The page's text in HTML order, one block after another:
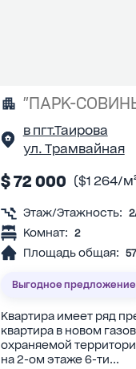
"ПАРК-
в пгт.Таирова
ул. Трамвайная
$ 72 000 ($1 264/
Этаж/Этажность:
Комнат: 2
Площадь общая:
Выгодное предложение
Квартира имеет ряд
квартира в новом
охраняемой
на 2-ом этаже 6-ти...